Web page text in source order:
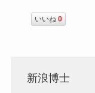
いいね 0
新浪博士